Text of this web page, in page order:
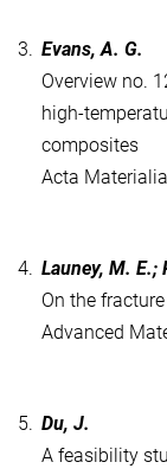
3. Evans, A. G.
Overview no.
high-
composites
Acta
4. Launey, M. E.;
On the
Advanced
5. Du, J.
A feasibility